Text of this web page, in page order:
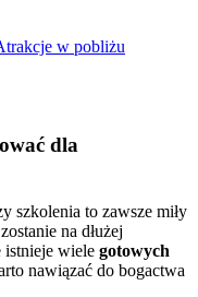
w pobliżu
dla
szkolenia to zawsze miły
na dłużej
istnieje wiele gotowych
nawiązać do bogactwa